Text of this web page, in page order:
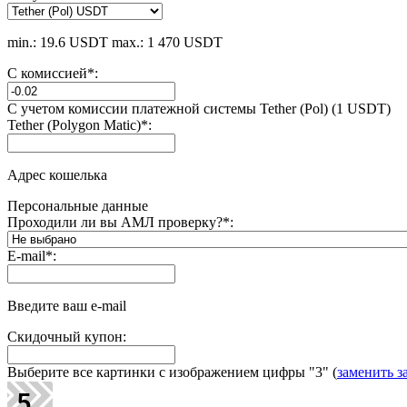
min.: 19.6 USDT max.: 1 470 USDT
С комиссией*:
С учетом комиссии платежной системы Tether (Pol) (1 USDT)
Tether (Polygon Matic)*:
Адрес кошелька
Персональные данные
Проходили ли вы АМЛ проверку?*:
E-mail*:
Введите ваш e-mail
Скидочный купон:
Выберите все картинки с изображением цифры "3" (заменить